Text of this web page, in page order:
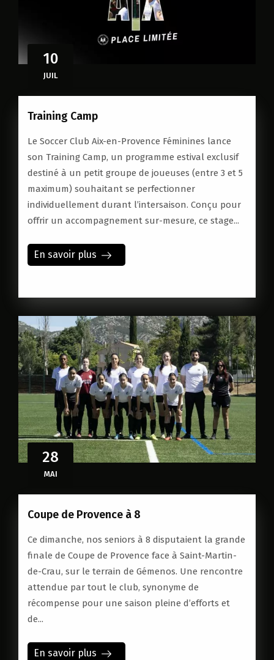
10
JUIL
Training Camp
Le Soccer Club Aix-en-Provence Féminines lance
son Training Camp, un programme estival exclusif
destiné à un petit groupe de joueuses (entre 3 et 5
maximum) souhaitant se perfectionner
individuellement durant l’intersaison. Conçu pour
offrir un accompagnement sur-mesure, ce stage...
En savoir plus
28
MAI
Coupe de Provence à 8
Ce dimanche, nos seniors à 8 disputaient la grande
finale de Coupe de Provence face à Saint-Martin-
de-Crau, sur le terrain de Gémenos. Une rencontre
attendue par tout le club, synonyme de
récompense pour une saison pleine d’efforts et
de...
En savoir plus